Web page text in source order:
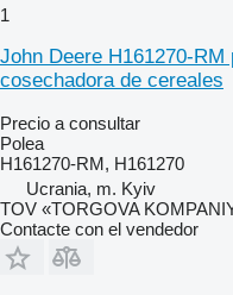
1
John Deere H161270-
cosechadora de cereales
Precio a consultar
Polea
H161270-RM, H161270
Ucrania, m. Kyiv
TOV «TORGOVA
Contacte con el vendedor